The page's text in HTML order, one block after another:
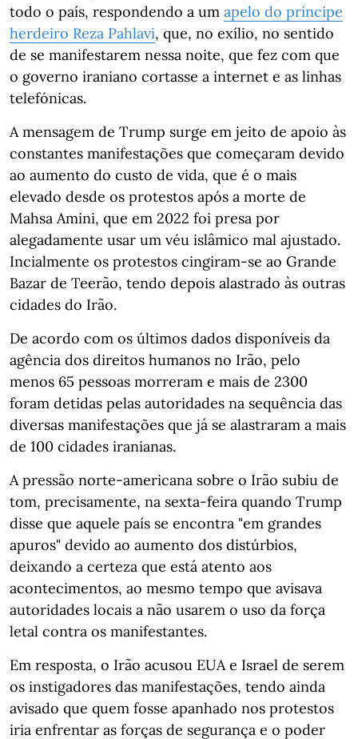
todo o país, respondendo a um apelo do príncipe
herdeiro Reza Pahlavi, que, no exílio, no sentido
de se manifestarem nessa noite, que fez com que
o governo iraniano cortasse a internet e as linhas
telefónicas.
A mensagem de Trump surge em jeito de apoio às
constantes manifestações que começaram devido
ao aumento do custo de vida, que é o mais
elevado desde os protestos após a morte de
Mahsa Amini, que em 2022 foi presa por
alegadamente usar um véu islâmico mal ajustado.
Incialmente os protestos cingiram-se ao Grande
Bazar de Teerão, tendo depois alastrado às outras
cidades do Irão.
De acordo com os últimos dados disponíveis da
agência dos direitos humanos no Irão, pelo
menos 65 pessoas morreram e mais de 2300
foram detidas pelas autoridades na sequência das
diversas manifestações que já se alastraram a mais
de 100 cidades iranianas.
A pressão norte-americana sobre o Irão subiu de
tom, precisamente, na sexta-feira quando Trump
disse que aquele país se encontra "em grandes
apuros" devido ao aumento dos distúrbios,
deixando a certeza que está atento aos
acontecimentos, ao mesmo tempo que avisava
autoridades locais a não usarem o uso da força
letal contra os manifestantes.
Em resposta, o Irão acusou EUA e Israel de serem
os instigadores das manifestações, tendo ainda
avisado que quem fosse apanhado nos protestos
iria enfrentar as forças de segurança e o poder